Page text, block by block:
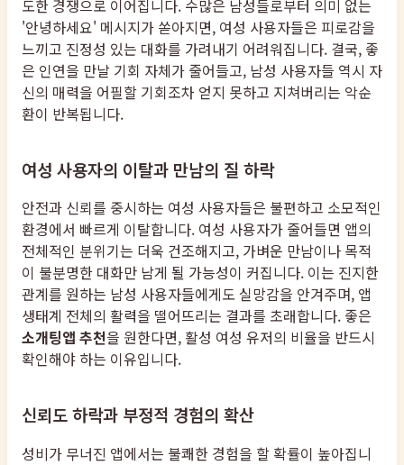
도한 경쟁으로 이어집니다. 수많은 남성들로부터 의미 없는
'안녕하세요' 메시지가 쏟아지면, 여성 사용자들은 피로감을
느끼고 진정성 있는 대화를 가려내기 어려워집니다. 결국, 좋
은 인연을 만날 기회 자체가 줄어들고, 남성 사용자들 역시 자
신의 매력을 어필할 기회조차 얻지 못하고 지쳐버리는 악순
환이 반복됩니다.
여성 사용자의 이탈과 만남의 질 하락
안전과 신뢰를 중시하는 여성 사용자들은 불편하고 소모적인
환경에서 빠르게 이탈합니다. 여성 사용자가 줄어들면 앱의
전체적인 분위기는 더욱 건조해지고, 가벼운 만남이나 목적
이 불분명한 대화만 남게 될 가능성이 커집니다. 이는 진지한
관계를 원하는 남성 사용자들에게도 실망감을 안겨주며, 앱
생태계 전체의 활력을 떨어뜨리는 결과를 초래합니다. 좋은
소개팅앱 추천을 원한다면, 활성 여성 유저의 비율을 반드시
확인해야 하는 이유입니다.
신뢰도 하락과 부정적 경험의 확산
성비가 무너진 앱에서는 불쾌한 경험을 할 확률이 높아집니